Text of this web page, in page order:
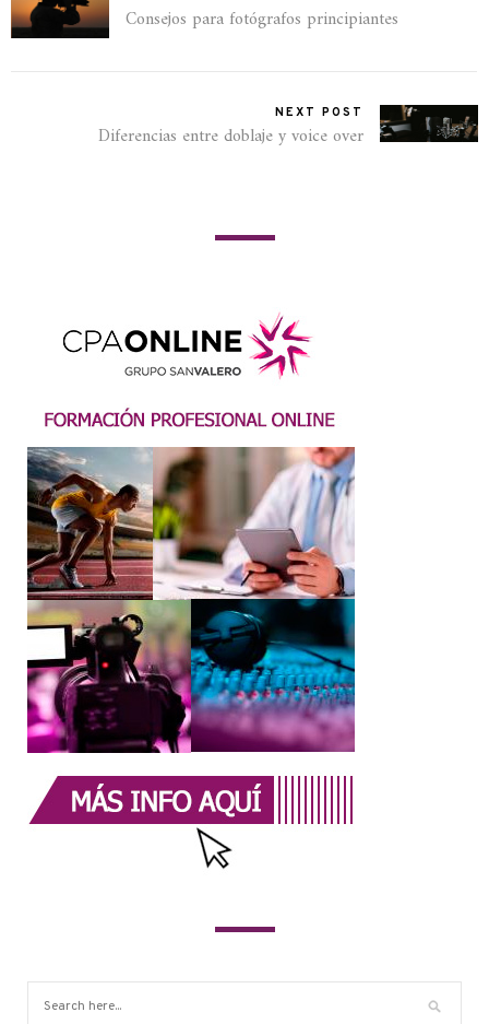
Consejos para fotógrafos principiantes
NEXT POST
Diferencias entre doblaje y voice over